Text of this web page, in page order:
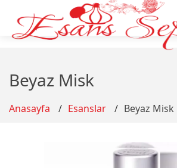
Beyaz Misk
Anasayfa Esanslar Beyaz Misk